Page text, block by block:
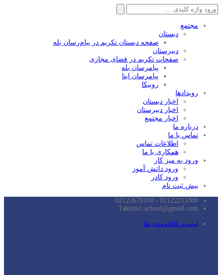
جستجو
برای:
مجتمع
دبستان
صفحه دبستان تکریم در پیام‌رسان بله
دبیرستان
صفحات تکریم در فضای مجازی
پیامرسان بله
پیامرسان ایتا
روبیکا
رویدادها
اخبار دبستان
اخبار دبیرستان
اخبار مجتمع
درباره ما
تماس با ما
اطلاعات تماس
همکاری با ما
ورود به میز کار
ورود دانش آموز
ورود کادر
پیش ثبت نام
02122213300 - 02122678100
Takrim1.school@gmail.com
لیست علاقه‌مندی‌ها